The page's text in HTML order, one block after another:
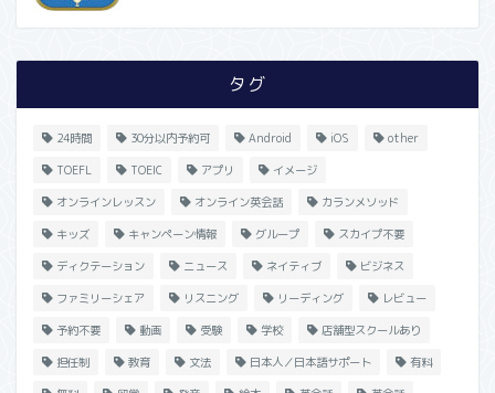
タグ
24時間 30分以内予約可 Android iOS other
TOEFL TOEIC アプリ イメージ
オンラインレッスン オンライン英会話 カランメソッド
キッズ キャンペーン情報 グループ スカイプ不要
ディクテーション ニュース ネイティブ ビジネス
ファミリーシェア リスニング リーディング レビュー
予約不要 動画 受験 学校 店舗型スクールあり
担任制 教育 文法 日本人／日本語サポート 有料